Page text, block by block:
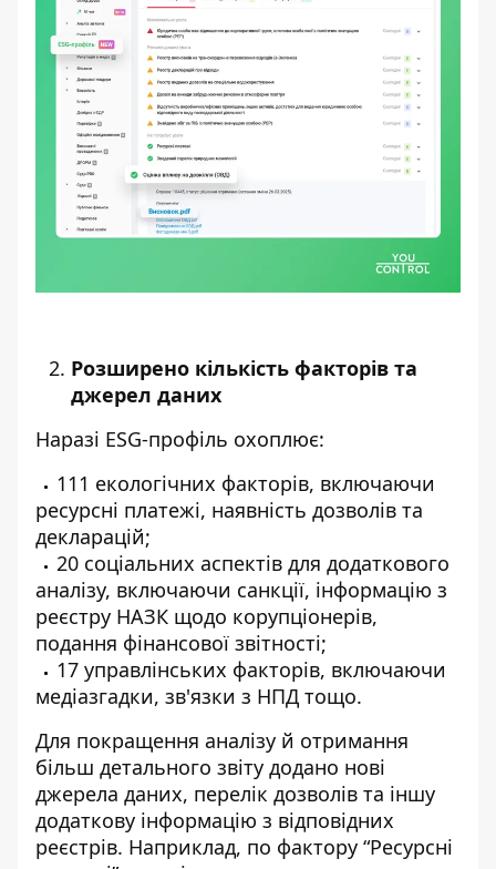
Розширено кількість факторів та
джерел даних
Наразі ESG-профіль охоплює:
111 екологічних факторів, включаючи
ресурсні платежі, наявність дозволів та
декларацій;
20 соціальних аспектів для додаткового
аналізу, включаючи санкції, інформацію з
реєстру НАЗК щодо корупціонерів,
подання фінансової звітності;
17 управлінських факторів, включаючи
медіазгадки, зв'язки з НПД тощо.
Для покращення аналізу й отримання
більш детального звіту додано нові
джерела даних, перелік дозволів та іншу
додаткову інформацію з відповідних
реєстрів. Наприклад, по фактору “Ресурсні